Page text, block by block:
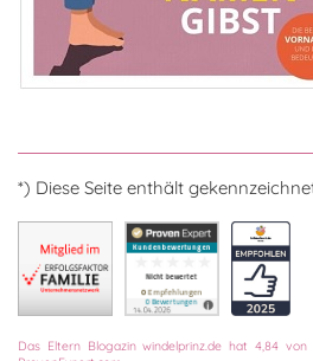
*) Diese Seite enthält
Das Eltern Blogazin windelprinz.de hat 4,84von